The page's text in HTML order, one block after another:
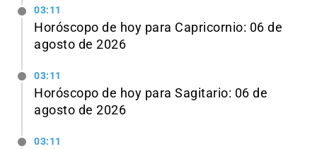
03:11
Horóscopo de hoy para Capricornio: 06 de
agosto de 2026
03:11
Horóscopo de hoy para Sagitario: 06 de
agosto de 2026
03:11